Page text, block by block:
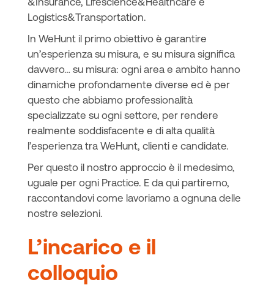
Logistics&Transportation.
In WeHunt il primo obiettivo è garantire
un’esperienza su misura, e su misura significa
davvero… su misura: ogni area e ambito hanno
dinamiche profondamente diverse ed è per
questo che abbiamo professionalità
specializzate su ogni settore, per rendere
realmente soddisfacente e di alta qualità
l’esperienza tra WeHunt, clienti e candidate.
Per questo il nostro approccio è il medesimo,
uguale per ogni Practice. E da qui partiremo,
raccontandovi come lavoriamo a ognuna delle
nostre selezioni.
L’incarico e il
colloquio